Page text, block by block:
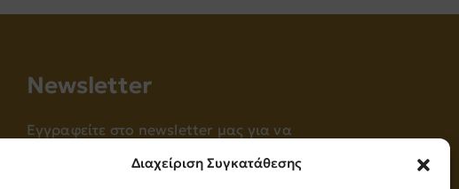
Διαχείριση Συγκατάθεσης
Νewsletter
Εγγραφείτε στο newsletter μας για να